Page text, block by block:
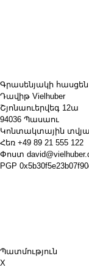
Գրասենյակի հասցեն
Դավիթ Vielhuber
Շյոնաուերվեգ 12ա
94036 Պասաու
Կոնտակտային
Հեռ +49 89 21 555 122
Փոստ
PGP
Պատմություն
X